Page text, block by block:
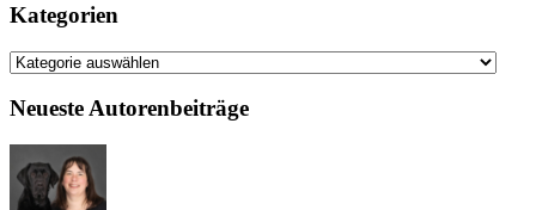
Kategorien
Kategorien
Neueste Autorenbeiträge